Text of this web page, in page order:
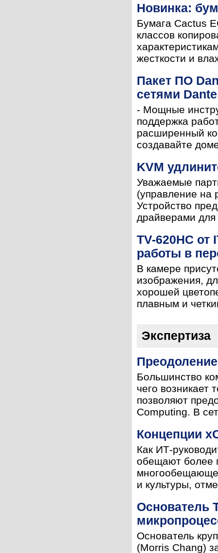
Новинка:
Бумага Cactus
классов
жесткости и
Пакет ПО
сетями
- Мощные
поддержка
расширенный
создавайте
KVM
Уважаемые
(управление на
Устройство
драйверами
TV-620HC
работы в
В камере
изображения,
хорошей
плавным и
Экспертиза
Преодоление
Большинство
чего возникает
позволяют
Computing. В
Концепции
Как ИТ-
обещают более
и культуры,
Основатель
Основатель
(Morris Chang)